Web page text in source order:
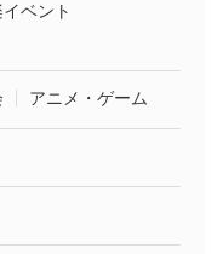
ベント
アニメ・ゲーム